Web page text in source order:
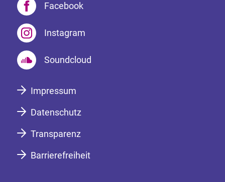
Facebook
Instagram
Soundcloud
Impressum
Datenschutz
Transparenz
Barrierefreiheit